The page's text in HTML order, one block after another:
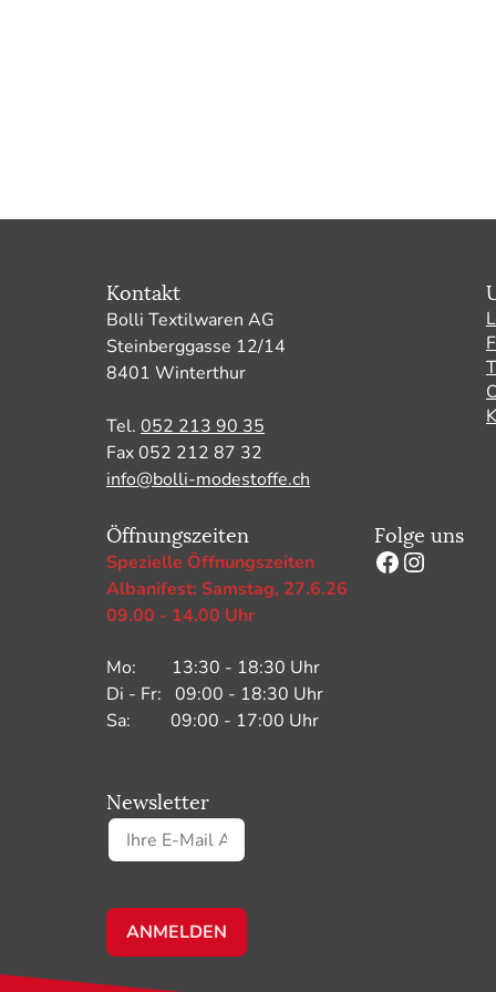
Kontakt
Bolli Textilwaren AG
Steinberggasse 12/14
8401 Winterthur
Tel. 052 213 90 35
Fax 052 212 87 32
info@bolli-modestoffe.ch
Öffnungszeiten
Spezielle Öffnungszeiten
Albanifest: Samstag, 27.6.26
09.00 - 14.00 Uhr
Mo: 13:30 - 18:30 Uhr
Di - Fr: 09:00 - 18:30 Uhr
Sa: 09:00 - 17:00 Uhr
Folge uns
Facebook
Newsletter